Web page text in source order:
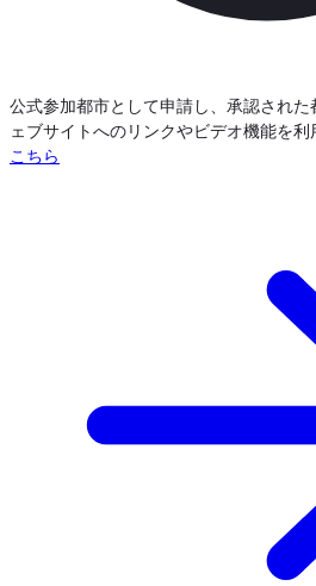
公式参加都市として申請し、承認され
ェブサイトへのリンクやビデオ機能を利
こちら